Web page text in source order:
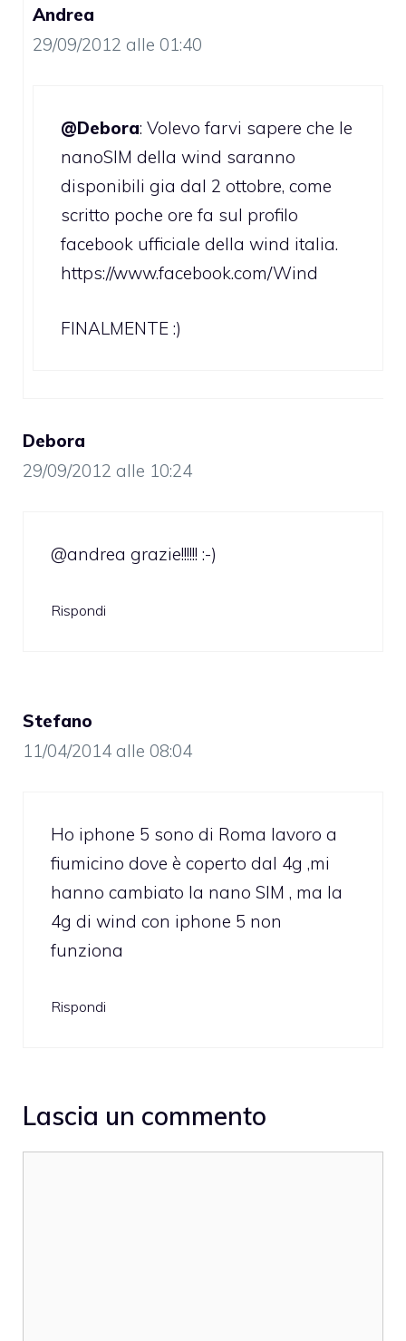
Andrea
29/09/2012 alle 01:40
@Debora: Volevo farvi sapere che le
nanoSIM della wind saranno
disponibili gia dal 2 ottobre, come
scritto poche ore fa sul profilo
facebook ufficiale della wind italia.
https://www.facebook.com/Wind
FINALMENTE :)
Debora
29/09/2012 alle 10:24
@andrea grazie!!!!!! :-)
Rispondi
Stefano
11/04/2014 alle 08:04
Ho iphone 5 sono di Roma lavoro a
fiumicino dove è coperto dal 4g ,mi
hanno cambiato la nano SIM , ma la
4g di wind con iphone 5 non
funziona
Rispondi
Lascia un commento